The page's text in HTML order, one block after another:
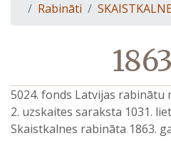
Rabināti
5024. fonds Latvijas rabinātu
2. uzskaites saraksta 1031.
Skaistkalnes rabināta 1863.